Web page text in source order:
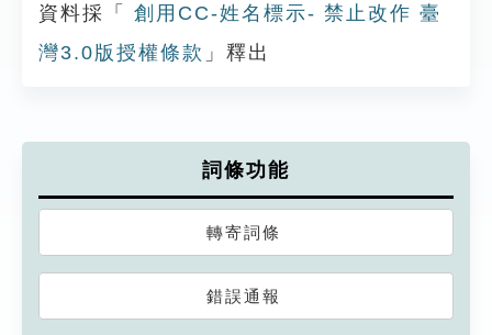
資料採「
創用CC-姓名標示- 禁止改作 臺
灣3.0版授權條款 」釋出
詞條功能
轉寄詞條
錯誤通報